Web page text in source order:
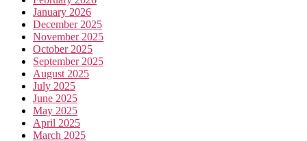
January 2026
December 2025
November 2025
October 2025
September 2025
August 2025
July 2025
June 2025
May 2025
April 2025
March 2025